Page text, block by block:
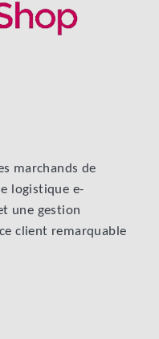
marchands de
logistique e-
une gestion
client remarquable